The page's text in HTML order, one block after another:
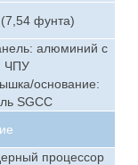
(7,54 фунта)
алюминий с
ЧПУ
основание:
SGCC
процессор